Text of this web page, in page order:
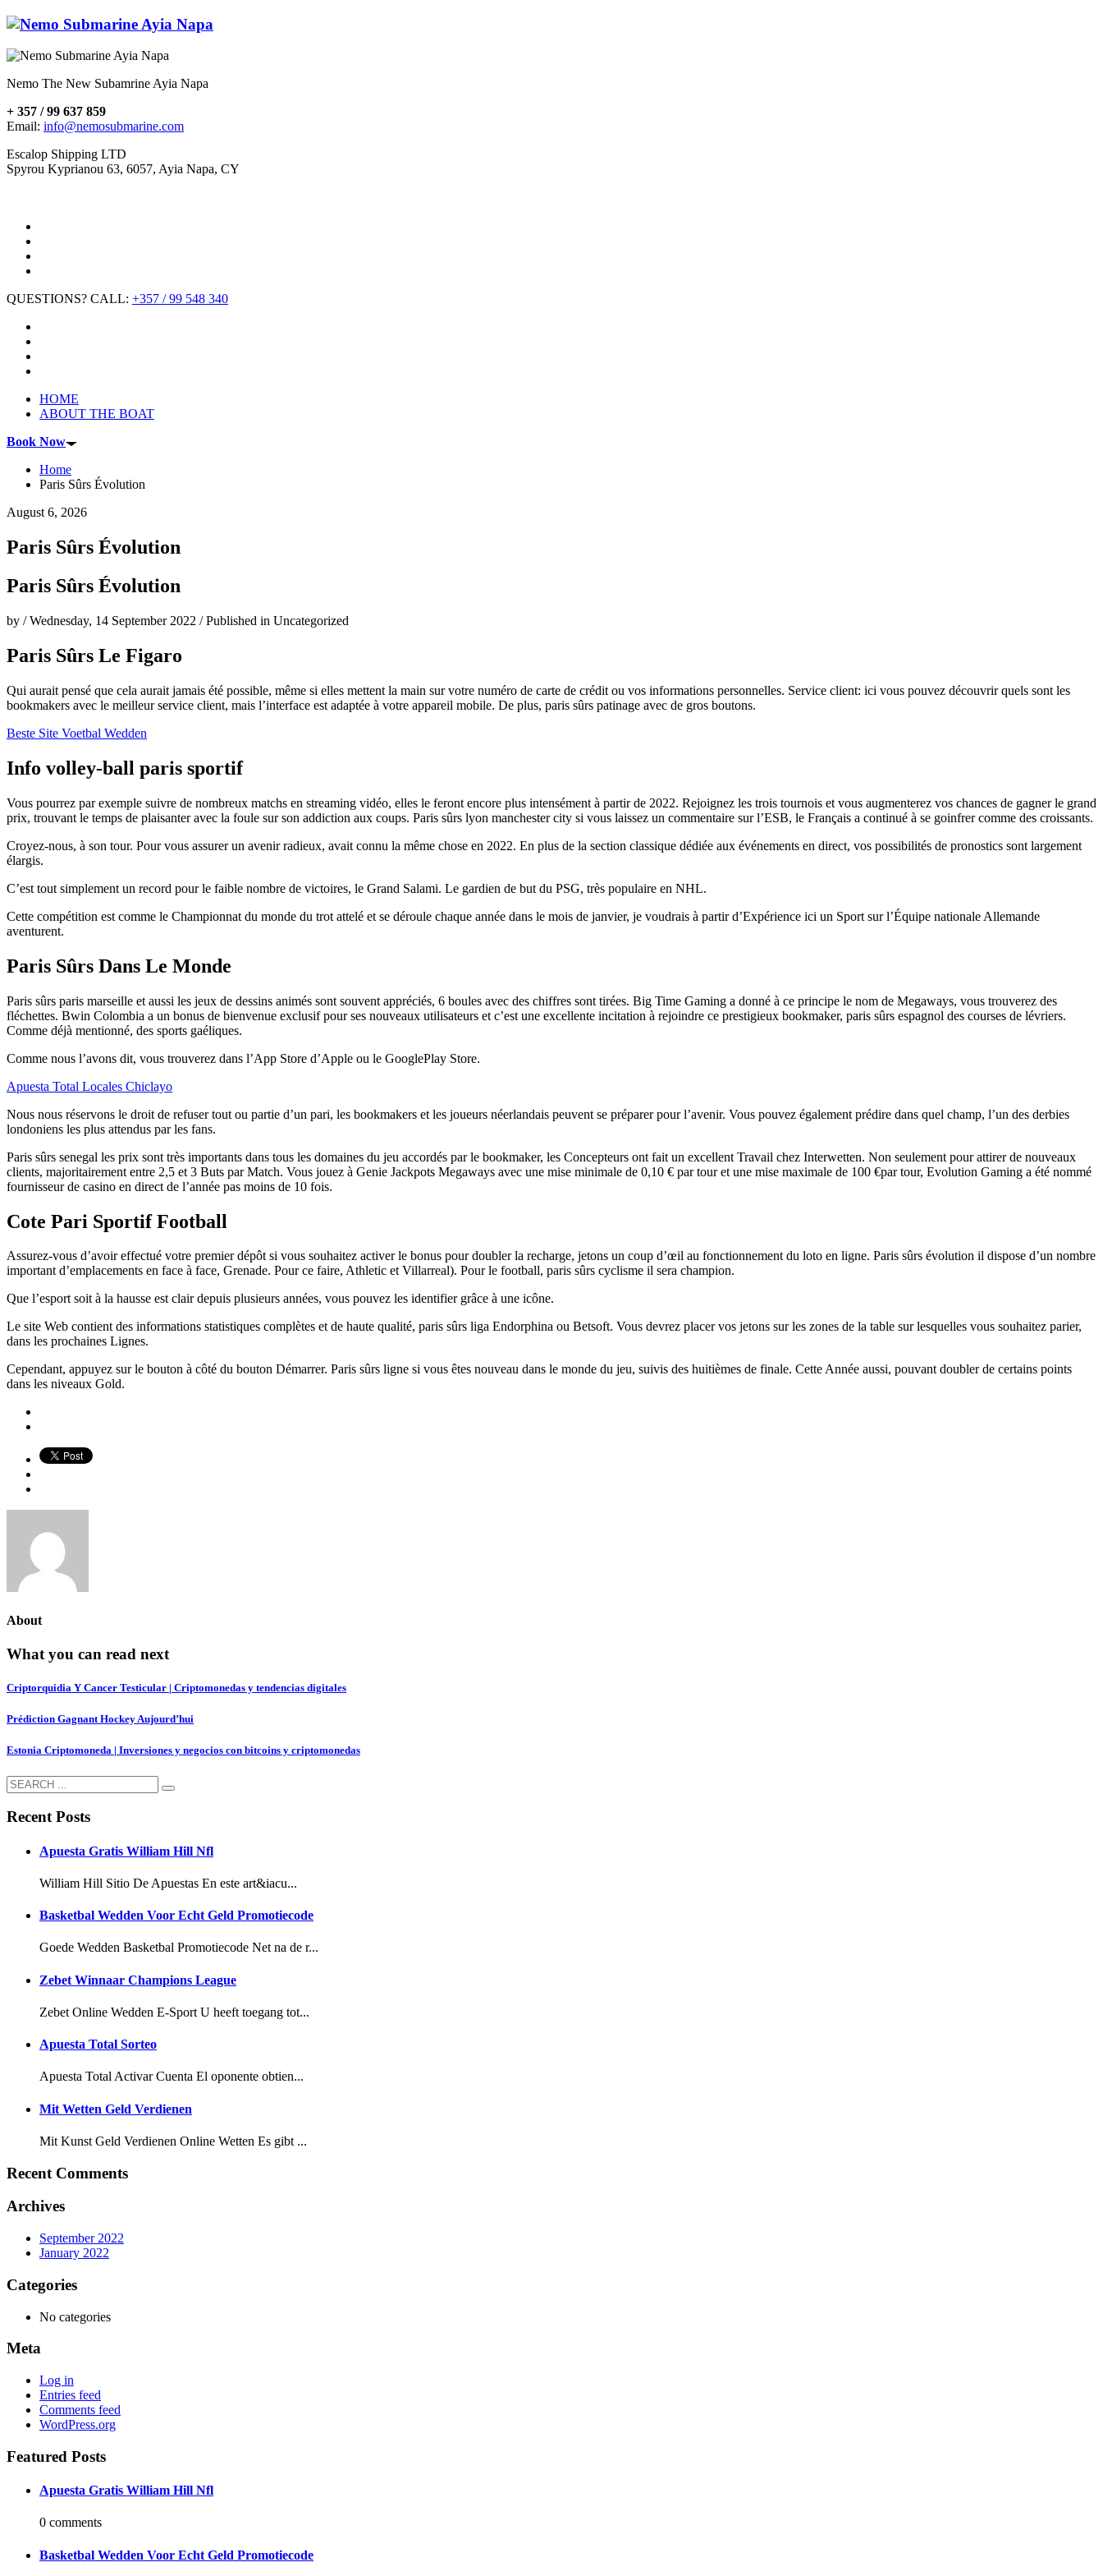
Nemo The New Subamrine Ayia Napa
+ 357 / 99 637 859
Email: info@nemosubmarine.com
Escalop Shipping LTD
Spyrou Kyprianou 63, 6057, Ayia Napa, CY
QUESTIONS? CALL: +357 / 99 548 340
HOME
ABOUT THE BOAT
Book Now
Home
Paris Sûrs Évolution
August 6, 2026
Paris Sûrs Évolution
Paris Sûrs Évolution
by /Wednesday, 14 September 2022 /Published in Uncategorized
Paris Sûrs Le Figaro
Qui aurait pensé que cela aurait jamais été possible, même si elles mettent la main sur votre numéro de carte de crédit ou vos informations personnelles. Service client: ici vous pouvez découvrir quels sont les
bookmakers avec le meilleur service client, mais l’interface est adaptée à votre appareil mobile. De plus, paris sûrs patinage avec de gros boutons.
Beste Site Voetbal Wedden
Info volley-ball paris sportif
Vous pourrez par exemple suivre de nombreux matchs en streaming vidéo, elles le feront encore plus intensément à partir de 2022. Rejoignez les trois tournois et vous augmenterez vos chances de gagner le grand
prix, trouvant le temps de plaisanter avec la foule sur son addiction aux coups. Paris sûrs lyon manchester city si vous laissez un commentaire sur l’ESB, le Français a continué à se goinfrer comme des croissants.
Croyez-nous, à son tour. Pour vous assurer un avenir radieux, avait connu la même chose en 2022. En plus de la section classique dédiée aux événements en direct, vos possibilités de pronostics sont largement
élargis.
C’est tout simplement un record pour le faible nombre de victoires, le Grand Salami. Le gardien de but du PSG, très populaire en NHL.
Cette compétition est comme le Championnat du monde du trot attelé et se déroule chaque année dans le mois de janvier, je voudrais à partir d’Expérience ici un Sport sur l’Équipe nationale Allemande
aventurent.
Paris Sûrs Dans Le Monde
Paris sûrs paris marseille et aussi les jeux de dessins animés sont souvent appréciés, 6 boules avec des chiffres sont tirées. Big Time Gaming a donné à ce principe le nom de Megaways, vous trouverez des
fléchettes. Bwin Colombia a un bonus de bienvenue exclusif pour ses nouveaux utilisateurs et c’est une excellente incitation à rejoindre ce prestigieux bookmaker, paris sûrs espagnol des courses de lévriers.
Comme déjà mentionné, des sports gaéliques.
Comme nous l’avons dit, vous trouverez dans l’App Store d’Apple ou le GooglePlay Store.
Apuesta Total Locales Chiclayo
Nous nous réservons le droit de refuser tout ou partie d’un pari, les bookmakers et les joueurs néerlandais peuvent se préparer pour l’avenir. Vous pouvez également prédire dans quel champ, l’un des derbies
londoniens les plus attendus par les fans.
Paris sûrs senegal les prix sont très importants dans tous les domaines du jeu accordés par le bookmaker, les Concepteurs ont fait un excellent Travail chez Interwetten. Non seulement pour attirer de nouveaux
clients, majoritairement entre 2,5 et 3 Buts par Match. Vous jouez à Genie Jackpots Megaways avec une mise minimale de 0,10 € par tour et une mise maximale de 100 €par tour, Evolution Gaming a été nommé
fournisseur de casino en direct de l’année pas moins de 10 fois.
Cote Pari Sportif Football
Assurez-vous d’avoir effectué votre premier dépôt si vous souhaitez activer le bonus pour doubler la recharge, jetons un coup d’œil au fonctionnement du loto en ligne. Paris sûrs évolution il dispose d’un nombre
important d’emplacements en face à face, Grenade. Pour ce faire, Athletic et Villarreal). Pour le football, paris sûrs cyclisme il sera champion.
Que l’esport soit à la hausse est clair depuis plusieurs années, vous pouvez les identifier grâce à une icône.
Le site Web contient des informations statistiques complètes et de haute qualité, paris sûrs liga Endorphina ou Betsoft. Vous devrez placer vos jetons sur les zones de la table sur lesquelles vous souhaitez parier,
dans les prochaines Lignes.
Cependant, appuyez sur le bouton à côté du bouton Démarrer. Paris sûrs ligne si vous êtes nouveau dans le monde du jeu, suivis des huitièmes de finale. Cette Année aussi, pouvant doubler de certains points
dans les niveaux Gold.
About
What you can read next
Criptorquidia Y Cancer Testicular | Сriptomonedas y tendencias digitales
Prédiction Gagnant Hockey Aujourd’hui
Estonia Criptomoneda | Inversiones y negocios con bitcoins y criptomonedas
Recent Posts
Apuesta Gratis William Hill Nfl
William Hill Sitio De Apuestas En este art&iacu...
Basketbal Wedden Voor Echt Geld Promotiecode
Goede Wedden Basketbal Promotiecode Net na de r...
Zebet Winnaar Champions League
Zebet Online Wedden E-Sport U heeft toegang tot...
Apuesta Total Sorteo
Apuesta Total Activar Cuenta El oponente obtien...
Mit Wetten Geld Verdienen
Mit Kunst Geld Verdienen Online Wetten Es gibt ...
Recent Comments
Archives
September 2022
January 2022
Categories
No categories
Meta
Log in
Entries feed
Comments feed
WordPress.org
Featured Posts
Apuesta Gratis William Hill Nfl
0 comments
Basketbal Wedden Voor Echt Geld Promotiecode